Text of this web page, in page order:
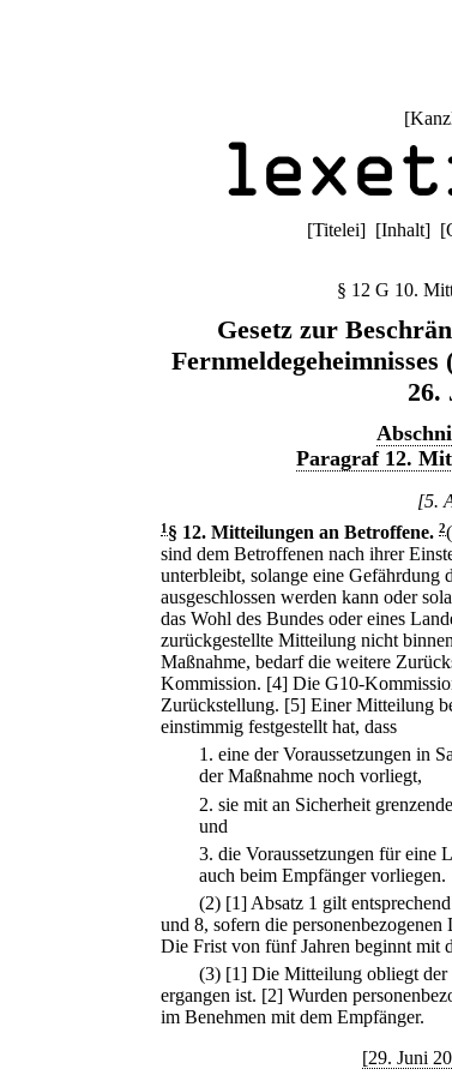
[
[Titelei] [Inhalt] [
§ 12 G 10.
Gesetz zur
26.
Paragraf 12.
[5.
1 § 12. Mitteilungen an Betroffene. 2
sind dem Betroffenen nach ihrer
unterbleibt, solange eine Gefährdung
ausgeschlossen werden kann oder
das Wohl des Bundes oder eines
zurückgestellte Mitteilung nicht
Maßnahme, bedarf die weitere
Kommission. [4] Die G10-
Zurückstellung. [5] Einer Mitteilung
einstimmig festgestellt hat, dass
1. eine der Voraussetzungen in
der Maßnahme noch vorliegt,
2. sie mit an Sicherheit
und
3. die Voraussetzungen für eine
auch beim Empfänger vorliegen.
(2) [1] Absatz 1 gilt
und 8, sofern die
Die Frist von fünf Jahren beginnt mit
(3) [1] Die Mitteilung obliegt der
ergangen ist. [2] Wurden
im Benehmen mit dem Empfänger.
[29. Juni